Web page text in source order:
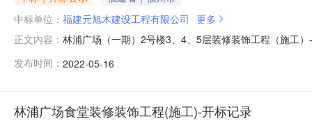
中标单位： 福建元旭木建设工程有限公司 更多
正文内容： 林浦广场（一期）2号楼3、4、5层装修装饰工程（施工
投标保证金投标报价(元)质量目标工期投标人代表号解
发布时间： 2022-05-16
林浦广场食堂装修装饰工程(施工)-开标记录